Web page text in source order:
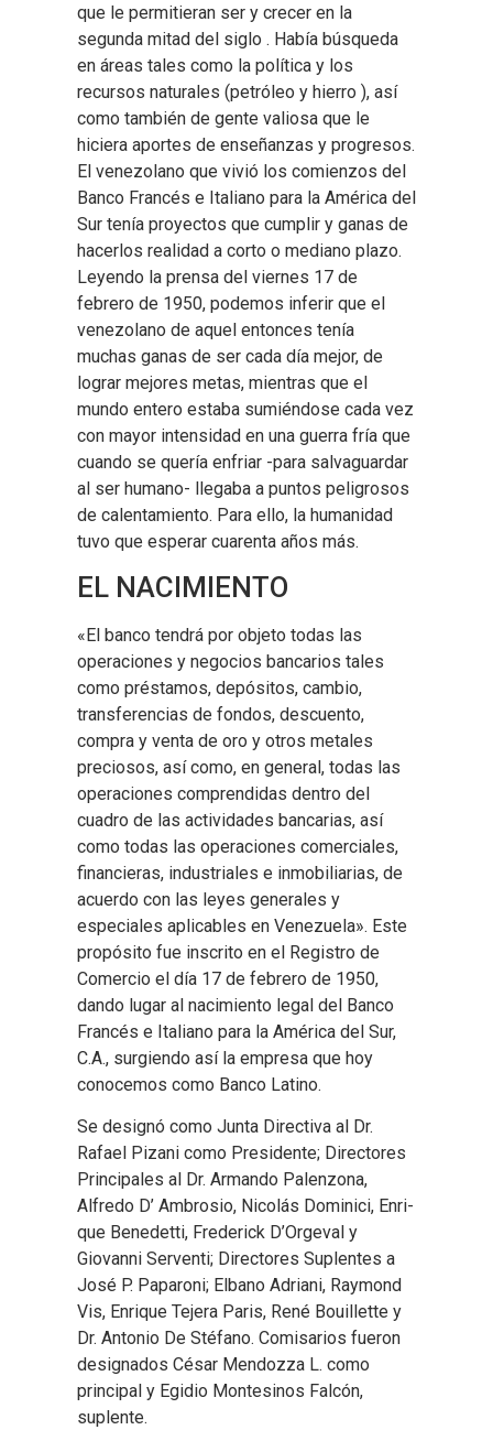
que le permitieran ser y crecer en la
segunda mitad del siglo . Había búsqueda
en áreas tales como la política y los
recursos naturales (petróleo y hierro ), así
como también de gente valiosa que le
hiciera aportes de enseñanzas y progresos.
El venezolano que vivió los comienzos del
Banco Francés e Italiano para la América del
Sur tenía proyectos que cumplir y ganas de
hacerlos realidad a corto o mediano plazo.
Leyendo la prensa del viernes 17 de
febrero de 1950, podemos inferir que el
venezolano de aquel entonces tenía
muchas ganas de ser cada día mejor, de
lograr mejores metas, mientras que el
mundo entero estaba sumiéndose cada vez
con mayor intensidad en una guerra fría que
cuando se quería enfriar -para salvaguardar
al ser humano- llegaba a puntos peligrosos
de calentamiento. Para ello, la humanidad
tuvo que esperar cuarenta años más.
EL NACIMIENTO
«El banco tendrá por objeto todas las
operaciones y negocios bancarios tales
como préstamos, depósitos, cambio,
transferencias de fondos, descuento,
compra y venta de oro y otros metales
preciosos, así como, en general, todas las
operaciones comprendidas dentro del
cuadro de las actividades bancarias, así
como todas las operaciones comerciales,
financieras, industriales e inmobiliarias, de
acuerdo con las leyes generales y
especiales aplicables en Venezuela». Este
propósito fue inscrito en el Registro de
Comercio el día 17 de febrero de 1950,
dando lugar al nacimiento legal del Banco
Francés e Italiano para la América del Sur,
C.A., surgiendo así la empresa que hoy
conocemos como Banco Latino.
Se designó como Junta Directiva al Dr.
Rafael Pizani como Presidente; Directores
Principales al Dr. Armando Palenzona,
Alfredo D’ Ambrosio, Nicolás Dominici, Enri-
que Benedetti, Frederick D’Orgeval y
Giovanni Serventi; Directores Suplentes a
José P. Paparoni; Elbano Adriani, Raymond
Vis, Enrique Tejera Paris, René Bouillette y
Dr. Antonio De Stéfano. Comisarios fueron
designados César Mendozza L. como
principal y Egidio Montesinos Falcón,
suplente.